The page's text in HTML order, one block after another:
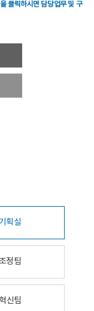
클릭하시면 담당업무 및 구
획실
정팀
신팀